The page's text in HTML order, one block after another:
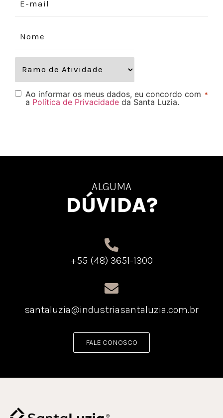
Ao informar os meus dados, eu concordo com
a Política de Privacidade da Santa Luzia.
*
ALGUMA
DÚVIDA?
+55 (48) 3651-1300
santaluzia@industriasantaluzia.com.br
FALE CONOSCO